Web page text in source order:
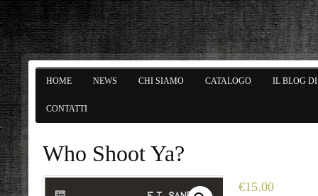
HOME NEWS CHI SIAMO CATALOGO IL BLOG
CONTATTI
Who Shoot Ya?
€15.00